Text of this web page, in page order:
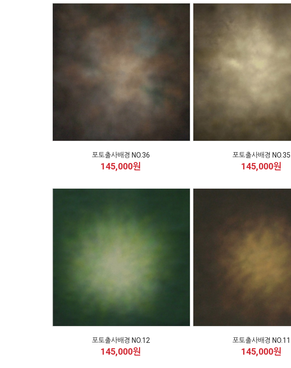
포토출사배경 NO.36
145,000원
포토출사배경 NO.35
145,000원
포토출사배경 NO.12
145,000원
포토출사배경 NO.11
145,000원